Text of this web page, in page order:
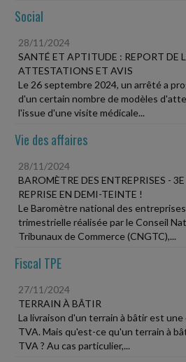
Social
28/11/2024
SANTÉ ET APTITUDE : REPORT DE
ATTESTATIONS ET AVIS
Le 26 septembre 2024, un arrêté a
d'un certain nombre de modèles
l'issue d'une visite médicale...
Vie des affaires
28/11/2024
BAROMÈTRE DES ENTREPRISES -
REPRISE EN DEMI-TEINTE !
Le Baromètre national des
trimestrielle réalisée par le Conseil
Tribunaux de Commerce (CNGTC),...
Fiscal TPE
27/11/2024
TERRAIN À BÂTIR
La livraison d'un terrain à bâtir est une
TVA. Mais qu'est-ce qu'un terrain à
TVA ? Au cas particulier,...